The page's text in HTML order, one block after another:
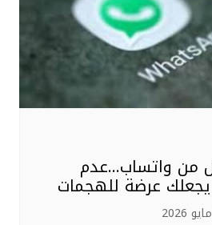
من واتساب…عدم
عرضة للهجمات